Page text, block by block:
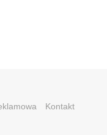
Kontakt